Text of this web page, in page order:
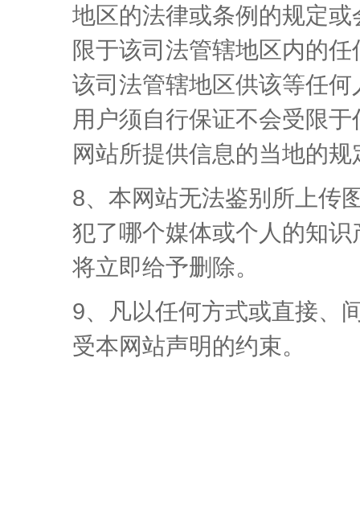
地区的法律或条例的规定
限于该司法管辖地区内的
该司法管辖地区供该等任
用户须自行保证不会受限
网站所提供信息的当地的规
8、本网站无法鉴别所上传
犯了哪个媒体或个人的知
将立即给予删除。
9、凡以任何方式或直接、
受本网站声明的约束。